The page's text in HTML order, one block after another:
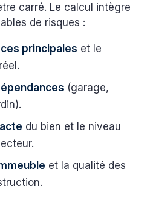
carré. Le calcul intègre
de risques :
principales et le
(garage,
du bien et le niveau
et la qualité des